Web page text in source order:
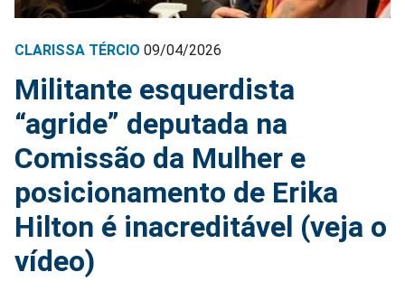
CLARISSA TÉRCIO 09/04/2026
Militante esquerdista
“agride” deputada na
Comissão da Mulher e
posicionamento de Erika
Hilton é inacreditável (veja o
vídeo)